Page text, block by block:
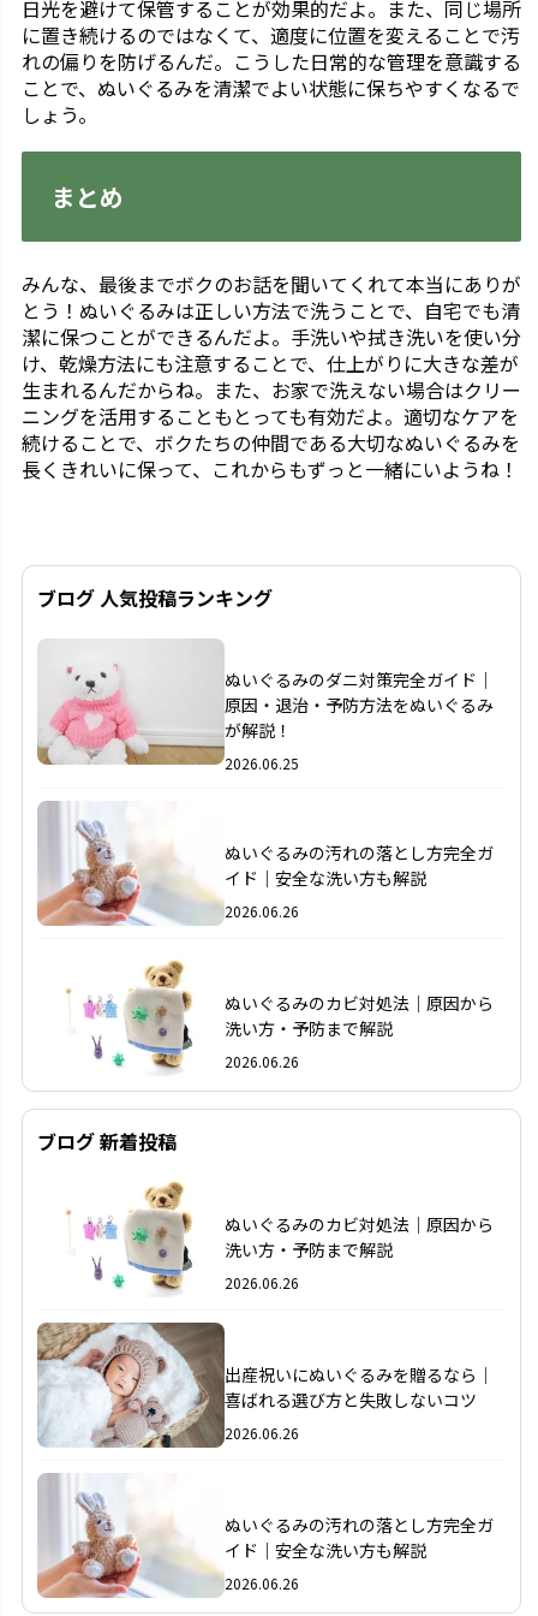
日光を避けて保管することが効果的だよ。また、同じ場所
に置き続けるのではなくて、適度に位置を変えることで汚
れの偏りを防げるんだ。こうした日常的な管理を意識する
ことで、ぬいぐるみを清潔でよい状態に保ちやすくなるで
しょう。
まとめ
みんな、最後までボクのお話を聞いてくれて本当にありが
とう！ぬいぐるみは正しい方法で洗うことで、自宅でも清
潔に保つことができるんだよ。手洗いや拭き洗いを使い分
け、乾燥方法にも注意することで、仕上がりに大きな差が
生まれるんだからね。また、お家で洗えない場合はクリー
ニングを活用することもとっても有効だよ。適切なケアを
続けることで、ボクたちの仲間である大切なぬいぐるみを
長くきれいに保って、これからもずっと一緒にいようね！
ブログ 人気投稿ランキング
ぬいぐるみのダニ対策完全ガイド｜
原因・退治・予防方法をぬいぐるみ
が解説！
2026.06.25
ぬいぐるみの汚れの落とし方完全ガ
イド｜安全な洗い方も解説
2026.06.26
ぬいぐるみのカビ対処法｜原因から
洗い方・予防まで解説
2026.06.26
ブログ 新着投稿
ぬいぐるみのカビ対処法｜原因から
洗い方・予防まで解説
2026.06.26
出産祝いにぬいぐるみを贈るなら｜
喜ばれる選び方と失敗しないコツ
2026.06.26
ぬいぐるみの汚れの落とし方完全ガ
イド｜安全な洗い方も解説
2026.06.26